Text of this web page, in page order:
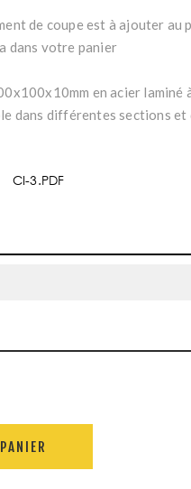
de coupe est à ajouter au
dans votre panier
en acier laminé
dans différentes sections
CI-3.PDF